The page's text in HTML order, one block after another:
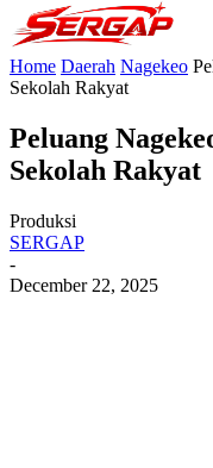
Home Daerah Nagekeo
Sekolah Rakyat
Peluang
Sekolah Rakyat
Produksi
SERGAP
-
December 22, 2025